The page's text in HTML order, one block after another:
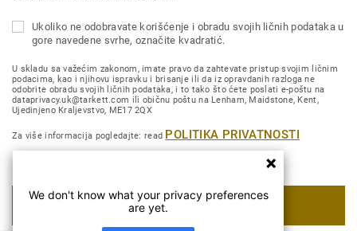
Ukoliko ne odobravate korišćenje i obradu svojih ličnih podataka u
gore navedene svrhe, označite kvadratić.
U skladu sa važećim zakonom, imate pravo da zahtevate pristup svojim ličnim
podacima, kao i njihovu ispravku i brisanje ili da iz opravdanih razloga ne
odobrite obradu svojih ličnih podataka, i to tako što ćete poslati e-poštu na
dataprivacy.uk@tarkett.com ili običnu poštu na Lenham, Maidstone, Kent,
Ujedinjeno Kraljevstvo, ME17 2QX
Za više informacija pogledajte: read POLITIKA PRIVATNOSTI
POŠALJI MOJ ZAHTEV
We don't know what your privacy preferences
are yet.